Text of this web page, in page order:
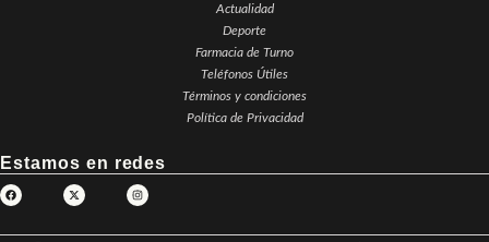
Actualidad
Deporte
Farmacia de Turno
Teléfonos Útiles
Términos y condiciones
Política de Privacidad
Estamos en redes